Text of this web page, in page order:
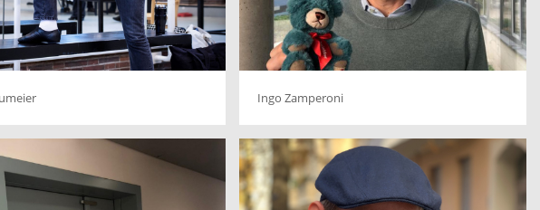
Ingo Zamperoni